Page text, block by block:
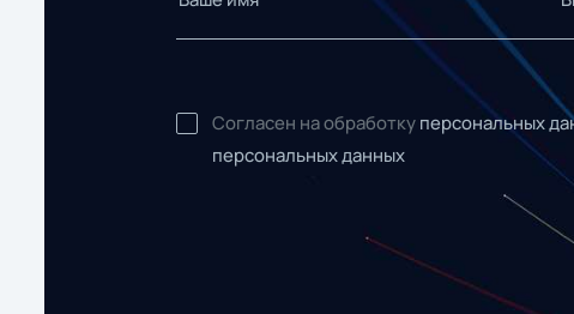
Согласен на обработку персональных
персональных данных